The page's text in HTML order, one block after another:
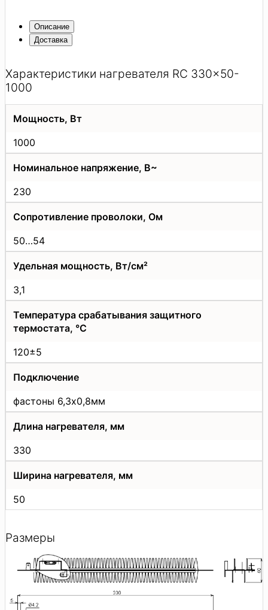
Описание
Доставка
Характеристики нагревателя RC 330x50-
1000
Мощность, Вт
1000
Номинальное напряжение, В~
230
Сопротивление проволоки, Ом
50…54
Удельная мощность, Вт/см²
3,1
Температура срабатывания защитного
термостата, °C
120±5
Подключение
фастоны 6,3х0,8мм
Длина нагревателя, мм
330
Ширина нагревателя, мм
50
Размеры